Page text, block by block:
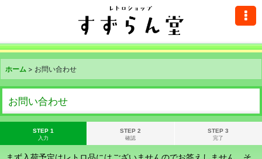
ホーム > お問い合わせ
お問い合わせ
STEP 1
入力
STEP 2
確認
STEP 3
完了
まず入荷予定はレトロ品にはございませんのでお答えしません そ